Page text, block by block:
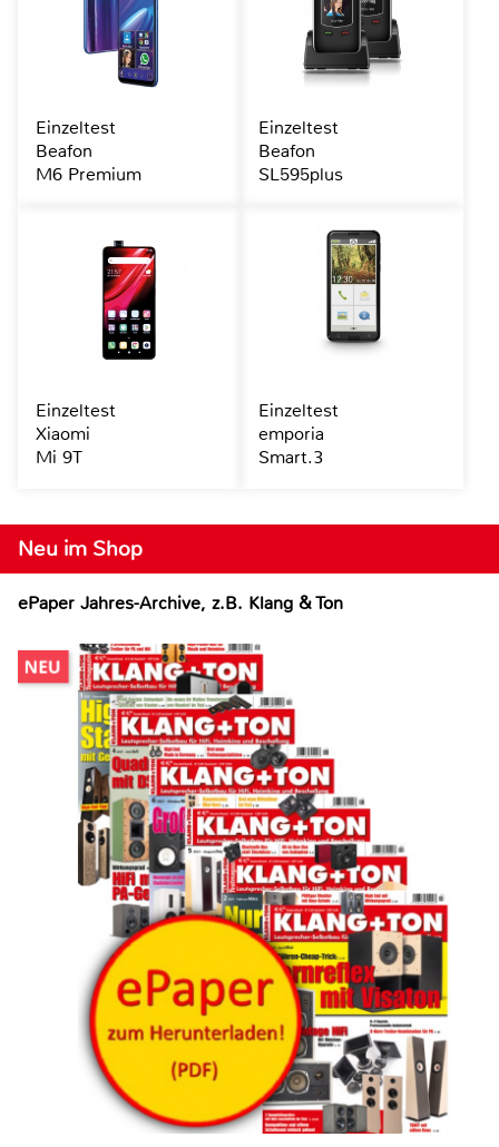
Neu im Shop
ePaper Jahres-Archive, z.B. Klang & Ton
Einzeltest
Beafon
M6 Premium
Einzeltest
Beafon
SL595plus
Einzeltest
Xiaomi
Mi 9T
Einzeltest
emporia
Smart.3